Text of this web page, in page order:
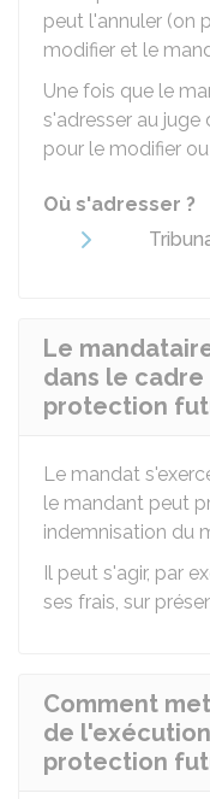
peut l'annuler (on
modifier et le
Une fois que le
s'adresser au
pour le modifier
Où s'adresser ?
Le
dans le
protection
Le mandat
le mandant peut
indemnisation du
Il peut s'agir, par
ses frais, sur
Comment
de
protection